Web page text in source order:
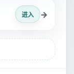
进入 →